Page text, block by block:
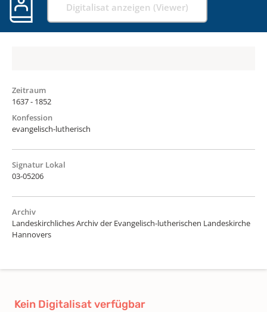
Digitalisat anzeigen (Viewer)
Zeitraum
1637 - 1852
Konfession
evangelisch-lutherisch
Signatur Lokal
03-05206
Archiv
Landeskirchliches Archiv der Evangelisch-lutherischen Landeskirche
Hannovers
Kein Digitalisat verfügbar